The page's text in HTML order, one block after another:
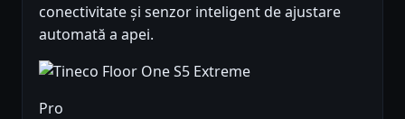
conectivitate și senzor inteligent de ajustare
automată a apei.
Pro